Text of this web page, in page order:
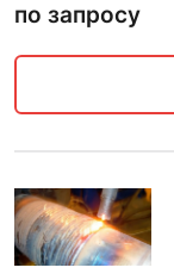
по запросу